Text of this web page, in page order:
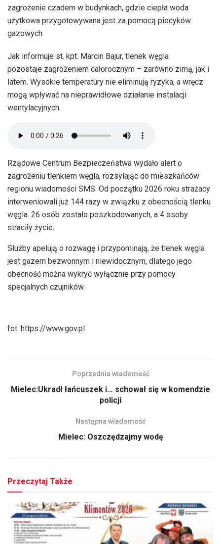
zagrożenie czadem w budynkach, gdzie ciepła woda
użytkowa przygotowywana jest za pomocą piecyków
gazowych.
Jak informuje st. kpt. Marcin Bajur, tlenek węgla
pozostaje zagrożeniem całorocznym – zarówno zimą, jak i
latem. Wysokie temperatury nie eliminują ryzyka, a wręcz
mogą wpływać na nieprawidłowe działanie instalacji
wentylacyjnych.
Rządowe Centrum Bezpieczeństwa wydało alert o
zagrożeniu tlenkiem węgla, rozsyłając do mieszkańców
regionu wiadomości SMS. Od początku 2026 roku strażacy
interweniowali już 144 razy w związku z obecnością tlenku
węgla. 26 osób zostało poszkodowanych, a 4 osoby
straciły życie.
Służby apelują o rozwagę i przypominają, że tlenek węgla
jest gazem bezwonnym i niewidocznym, dlatego jego
obecność można wykryć wyłącznie przy pomocy
specjalnych czujników.
fot. https://www.gov.pl
Poprzednia wiadomość
Mielec:Ukradł łańcuszek i… schował się w komendzie
policji
Następna wiadomość
Mielec: Oszczędzajmy wodę
Przeczytaj Także